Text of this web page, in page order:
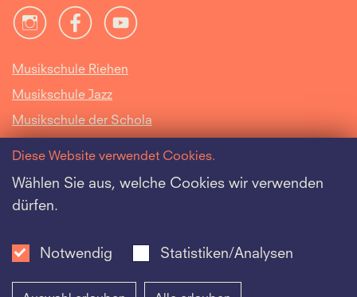
Musikschule Riehen
Musikschule Jazz
Musikschule der Schola
Intranet
Offene Stellen
Diese Website verwendet Cookies.
Wählen Sie aus, welche Cookies wir verwenden
dürfen.
Notwendig Statistiken/Analysen